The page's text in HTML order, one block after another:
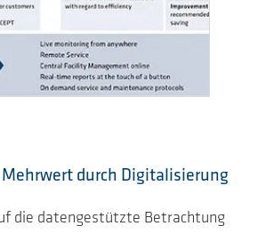
Mehrwert durch Digitalisierung
die datengestützte Betrachtung